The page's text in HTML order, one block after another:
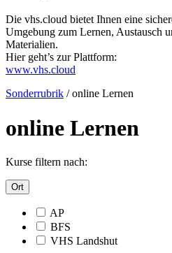
Die vhs.cloud bietet Ihnen eine
Umgebung zum Lernen, Austausch
Materialien.
Hier geht’s zur Plattform:
www.vhs.cloud
Sonderrubrik /online Lernen
online Lernen
Kurse filtern nach:
Ort
AP
BFS
VHS Landshut